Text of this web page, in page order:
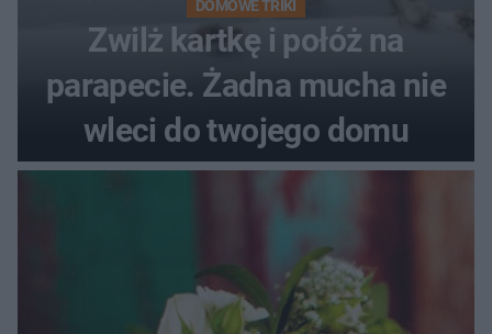
DOMOWE TRIKI
Zwilż kartkę i połóż na
parapecie. Żadna mucha nie
wleci do twojego domu